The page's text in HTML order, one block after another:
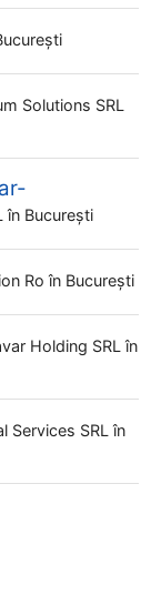
Solutions SRL
în București
Ro în București
Holding SRL în
Services SRL în